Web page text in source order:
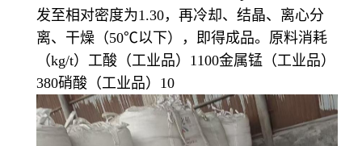
发至相对密度为1.30，再冷却、结晶、离心分
离、干燥（50℃以下），即得成品。原料消耗
（kg/t）工酸（工业品）1100金属锰（工业品）
380硝酸（工业品）10